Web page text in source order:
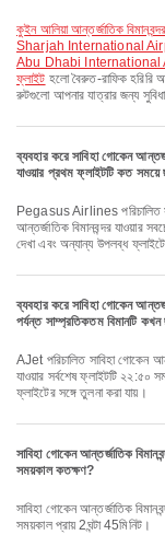
কুইন আলিয়া আন্তর্জাতিক
Sharjah International Airport
Abu Dhabi International
ফ্লাইট হলো বৈরুত-রাফিক হরিরি
রুটগুলো আপনার যাত্রার জন্য
ব্যবহার করে সাবিহা গোকেন
যাওয়ার প্রথম ফ্লাইটটি কত সময়ে
Pegasus Airlines পরিচালিত সাবিহা গোকেন আন্তর্জাতিক বিমানবন্দর থেকে বৈরুত-রাফিক হরিরি
আন্তর্জাতিক বিমানবন্দর
দেখা এবং অন্যান্য উপলব্ধ
ব্যবহার করে সাবিহা গোকেন
পর্যন্ত সাম্প্রতিকতম বিমানটি কখন
AJet পরিচালিত সাবিহা গোকেন আন্তর্জাতিক বিমানবন্দর থেকে বৈরুত-রাফিক হরিরি আন্তর্জাতিক বিমানবন্দর
যাওয়ার সর্বশেষ ফ্লাইটটি
ফ্লাইটের সঙ্গে তুলনা করা যায়।
সাবিহা গোকেন আন্তর্জাতিক
সময়কাল কতক্ষণ?
সাবিহা গোকেন আন্তর্জাতিক বিমানবন্দর থেকে বৈরুত-রাফিক হরিরি আন্তর্জাতিক বিমানবন্দর পর্যন্ত ফ্লাইটের
সময়কাল প্রায় 2ঘন্টা 45মিনিট।